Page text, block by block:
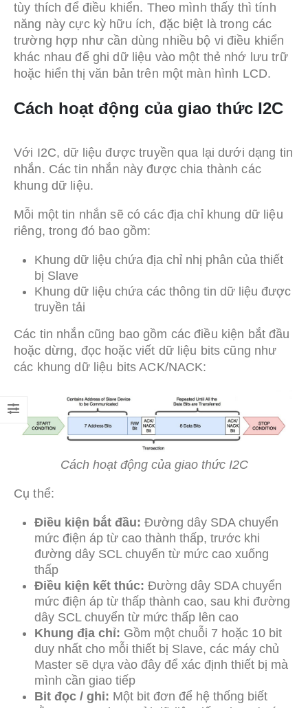
tùy thích để điều khiển. Theo mình thấy thì tính
năng này cực kỳ hữu ích, đặc biệt là trong các
trường hợp như cần dùng nhiều bộ vi điều khiển
khác nhau để ghi dữ liệu vào một thẻ nhớ lưu trữ
hoặc hiển thị văn bản trên một màn hình LCD.
Cách hoạt động của giao thức I2C
Với I2C, dữ liệu được truyền qua lại dưới dạng tin
nhắn. Các tin nhắn này được chia thành các
khung dữ liệu.
Mỗi một tin nhắn sẽ có các địa chỉ khung dữ liệu
riêng, trong đó bao gồm:
Khung dữ liệu chứa địa chỉ nhị phân của thiết
bị Slave
Khung dữ liệu chứa các thông tin dữ liệu được
truyền tải
Các tin nhắn cũng bao gồm các điều kiện bắt đầu
hoặc dừng, đọc hoặc viết dữ liệu bits cũng như
các khung dữ liệu bits ACK/NACK:
Cách hoạt động của giao thức I2C
Cụ thể:
Điều kiện bắt đầu: Đường dây SDA chuyển
mức điện áp từ cao thành thấp, trước khi
đường dây SCL chuyển từ mức cao xuống
thấp
Điều kiện kết thúc: Đường dây SDA chuyển
mức điện áp từ thấp thành cao, sau khi đường
dây SCL chuyển từ mức thấp lên cao
Khung địa chỉ: Gồm một chuỗi 7 hoặc 10 bit
duy nhất cho mỗi thiết bị Slave, các máy chủ
Master sẽ dựa vào đây để xác định thiết bị mà
mình cần giao tiếp
Bit đọc / ghi: Một bit đơn để hệ thống biết